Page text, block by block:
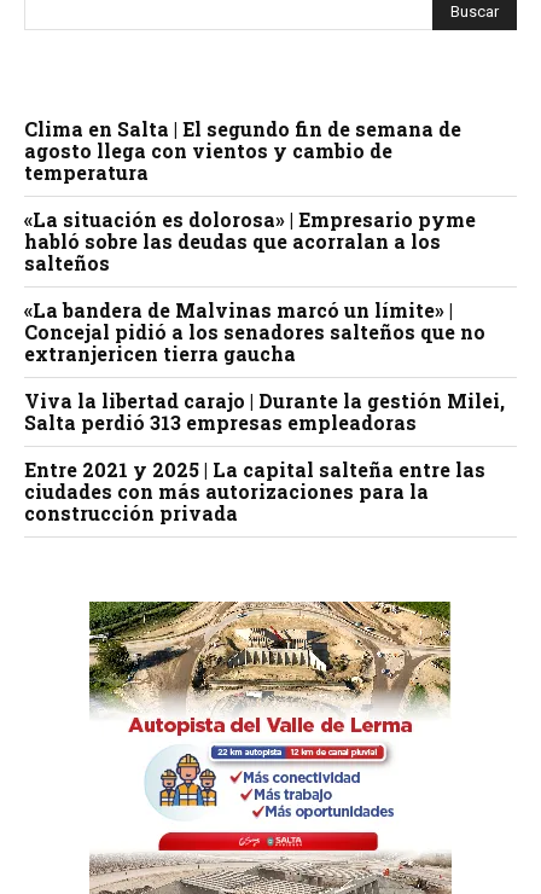
Clima en Salta | El segundo fin de semana de
agosto llega con vientos y cambio de
temperatura
«La situación es dolorosa» | Empresario pyme
habló sobre las deudas que acorralan a los
salteños
«La bandera de Malvinas marcó un límite» |
Concejal pidió a los senadores salteños que no
extranjericen tierra gaucha
Viva la libertad carajo | Durante la gestión Milei,
Salta perdió 313 empresas empleadoras
Entre 2021 y 2025 | La capital salteña entre las
ciudades con más autorizaciones para la
construcción privada